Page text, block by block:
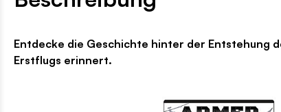
Entdecke die Geschichte hinter der Entstehung
Erstflugs erinnert.